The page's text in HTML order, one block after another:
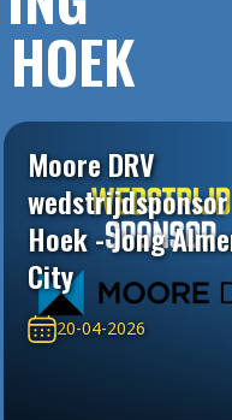
Moore DRV
wedstrijdsponsor
Hoek - Jong
City
20-04-2026